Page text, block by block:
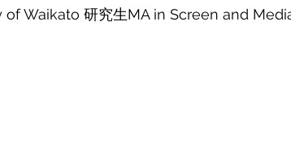
of Waikato 研究生MA in Screen and